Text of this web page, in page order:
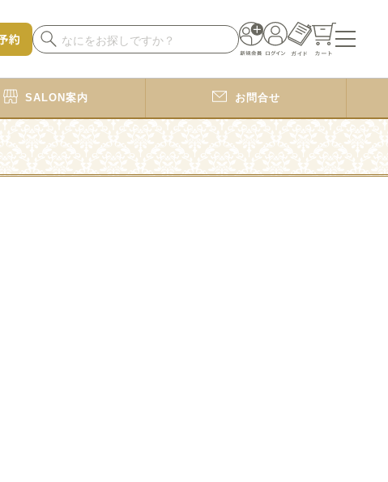
SALON案内 お問合せ